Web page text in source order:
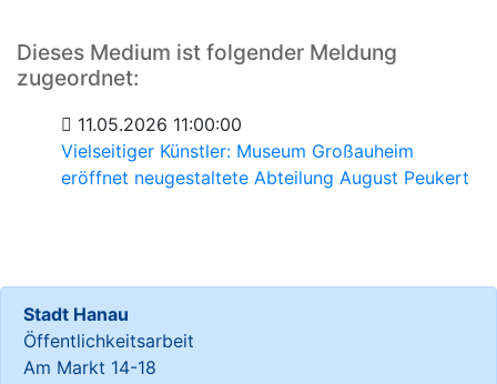
Dieses Medium ist folgender Meldung
zugeordnet:
11.05.2026 11:00:00
Vielseitiger Künstler: Museum Großauheim
eröffnet neugestaltete Abteilung August Peukert
Stadt Hanau
Öffentlichkeitsarbeit
Am Markt 14-18